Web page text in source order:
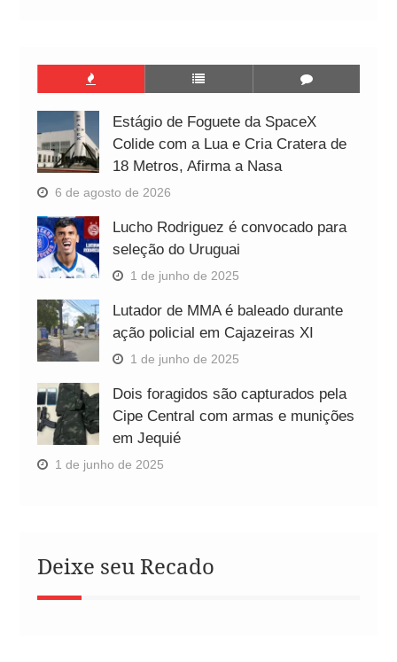
Estágio de Foguete da SpaceX
Colide com a Lua e Cria Cratera de
18 Metros, Afirma a Nasa
6 de agosto de 2026
Lucho Rodriguez é convocado para
seleção do Uruguai
1 de junho de 2025
Lutador de MMA é baleado durante
ação policial em Cajazeiras XI
1 de junho de 2025
Dois foragidos são capturados pela
Cipe Central com armas e munições
em Jequié
1 de junho de 2025
Deixe seu Recado